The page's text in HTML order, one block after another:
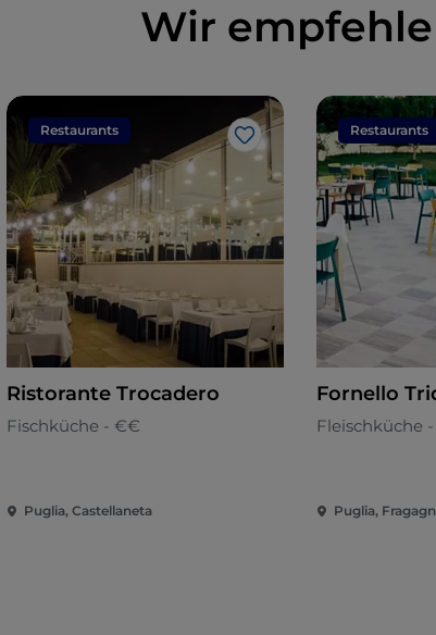
Wir
Restaurants
Like
Ristorante Trocadero
Fischküche - €€
Puglia, Castellaneta
Restaurants
Fornello
Fleischküche
Puglia,